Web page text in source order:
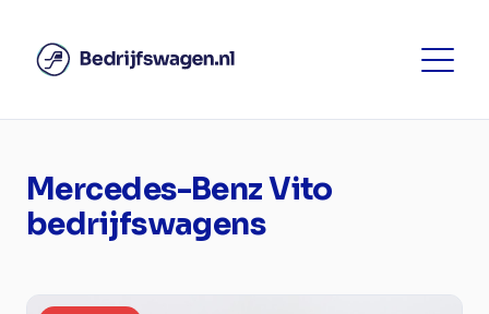
Mercedes-Benz Vito
bedrijfswagens